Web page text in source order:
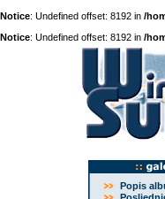
Notice: Undefined offset: 8192 in /
Notice: Undefined offset: 8192 in /
Popis